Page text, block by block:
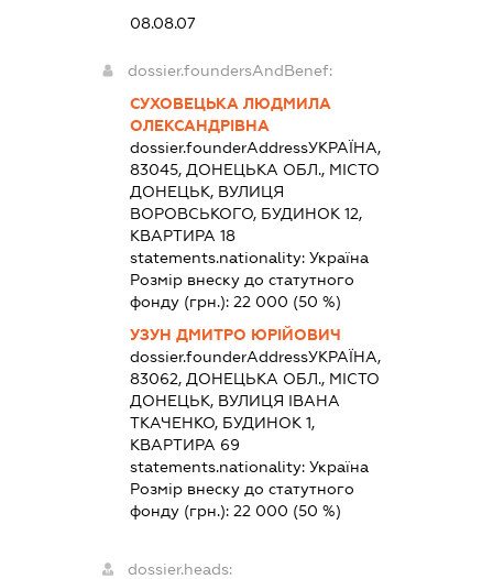
08.08.07
dossier.foundersAndBenef:
СУХОВЕЦЬКА ЛЮДМИЛА
ОЛЕКСАНДРІВНА
dossier.founderAddressУКРАЇНА,
83045, ДОНЕЦЬКА ОБЛ., МІСТО
ДОНЕЦЬК, ВУЛИЦЯ
ВОРОВСЬКОГО, БУДИНОК 12,
КВАРТИРА 18
statements.nationality:Україна
Розмір внеску до статутного
фонду (грн.):22 000 (50 %)
УЗУН ДМИТРО ЮРІЙОВИЧ
dossier.founderAddressУКРАЇНА,
83062, ДОНЕЦЬКА ОБЛ., МІСТО
ДОНЕЦЬК, ВУЛИЦЯ ІВАНА
ТКАЧЕНКО, БУДИНОК 1,
КВАРТИРА 69
statements.nationality:Україна
Розмір внеску до статутного
фонду (грн.):22 000 (50 %)
dossier.heads: